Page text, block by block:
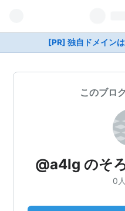
[PR] 独自ドメイン
このブロ
@a4lg のそ
0